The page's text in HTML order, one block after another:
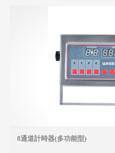
8通道計時器(多功能型)